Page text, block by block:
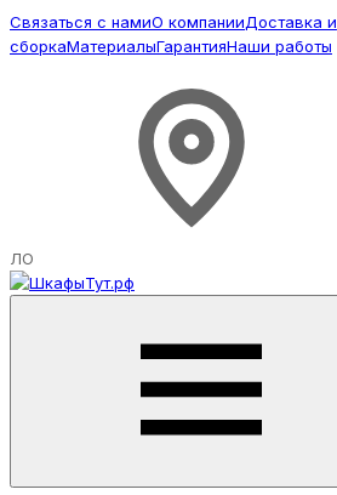
Связаться с намиО компанииДоставка и
сборкаМатериалыГарантияНаши работы
ЛО